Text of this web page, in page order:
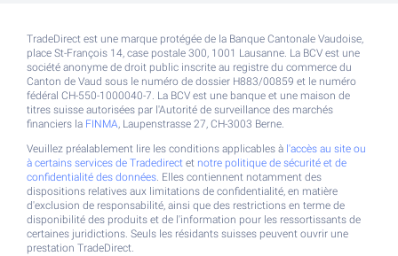
TradeDirect est une marque protégée de la Banque Cantonale Vaudoise,
place St-François 14, case postale 300, 1001 Lausanne. La BCV est une
société anonyme de droit public inscrite au registre du commerce du
Canton de Vaud sous le numéro de dossier H883/00859 et le numéro
fédéral CH-550-1000040-7. La BCV est une banque et une maison de
titres suisse autorisées par l'Autorité de surveillance des marchés
financiers la FINMA, Laupenstrasse 27, CH-3003 Berne.
Veuillez préalablement lire les conditions applicables à l'accès au site ou
à certains services de Tradedirect et notre politique de sécurité et de
confidentialité des données. Elles contiennent notamment des
dispositions relatives aux limitations de confidentialité, en matière
d'exclusion de responsabilité, ainsi que des restrictions en terme de
disponibilité des produits et de l'information pour les ressortissants de
certaines juridictions. Seuls les résidants suisses peuvent ouvrir une
prestation TradeDirect.